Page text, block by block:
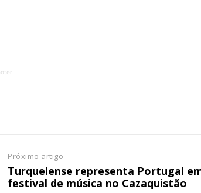
para
Acesso
Acesso
Próximo artigo
Turquelense representa Portugal
festival de música no Cazaquistão